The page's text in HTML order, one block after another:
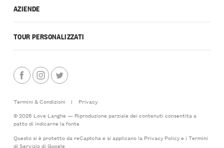
AZIENDE
TOUR PERSONALIZZATI
Termini & Condizioni |
Privacy
© 2026 Love Langhe — Riproduzione parziale dei contenuti consentita a
patto di indicarne la fonte
Questo si è protetto da reCaptcha e si applicano la Privacy Policye i Termini
di Serviziodi Google